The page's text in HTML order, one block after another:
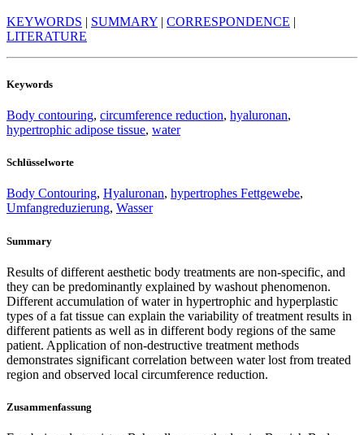
KEYWORDS | SUMMARY | CORRESPONDENCE |
LITERATURE
Keywords
Body contouring, circumference reduction, hyaluronan,
hypertrophic adipose tissue, water
Schlüsselworte
Body Contouring, Hyaluronan, hypertrophes Fettgewebe,
Umfangreduzierung, Wasser
Summary
Results of different aesthetic body treatments are non-specific, and
they can be predominantly explained by washout phenomenon.
Different accumulation of water in hypertrophic and hyperplastic
types of a fat tissue can explain the variability of treatment results in
different patients as well as in different body regions of the same
patient. Application of non-destructive treatment methods
demonstrates significant correlation between water lost from treated
region and observed local circumference reduction.
Zusammenfassung